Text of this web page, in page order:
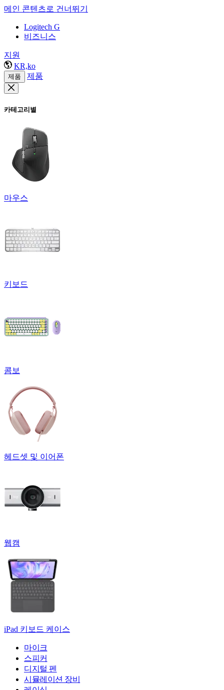
메인 콘텐츠로 건너뛰기
Logitech G
비즈니스
지원
KR,ko
제품 제품
카테고리별
마우스
키보드
콤보
헤드셋 및 이어폰
웹캠
iPad 키보드 케이스
마이크
스피커
디지털 펜
시뮬레이션 장비